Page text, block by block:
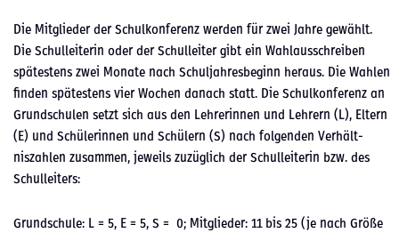
Die Mit­glieder der Schulkon­ferenz wer­den für zwei Jahre gewählt.
Die Schullei­t­erin oder der Schulleit­er gibt ein Wahlauss­chreiben
spätestens zwei Monate nach Schul­jahres­be­ginn her­aus. Die Wahlen
find­en spätestens vier Wochen danach statt. Die Schulkon­ferenz an
Grund­schulen set­zt sich aus den Lehrerin­nen und Lehrern (L), Eltern
(E) und Schü­lerin­nen und Schülern (S) nach fol­gen­den Ver­hält­
niszahlen zusam­men, jew­eils zuzüglich der Schullei­t­erin bzw. des
Schulleit­ers:
Grund­schule: L = 5, E = 5, S = 0; Mit­glieder: 11 bis 25 (je nach Größe